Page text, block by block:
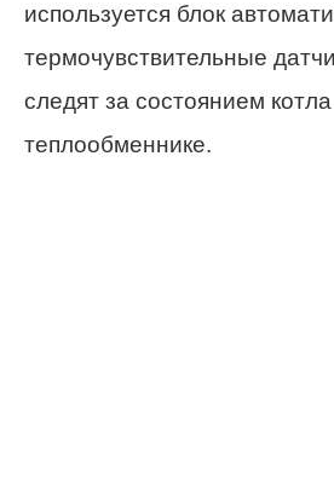
используется блок
термочувствительные
следят за состоянием
теплообменнике.